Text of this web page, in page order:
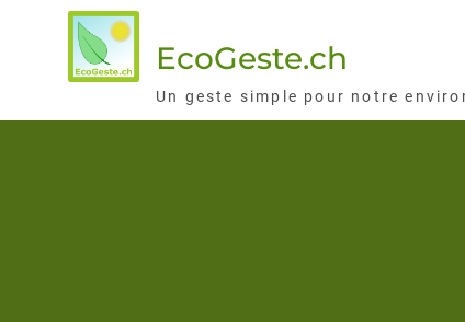
EcoGeste.ch
Un geste simple pour notre